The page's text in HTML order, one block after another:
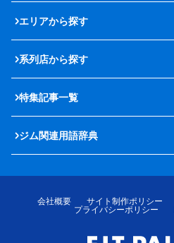
エリアから探す
系列店から探す
特集記事一覧
ジム関連用語辞典
会社概要 サイト制作ポリシー
プライバシーポリシー